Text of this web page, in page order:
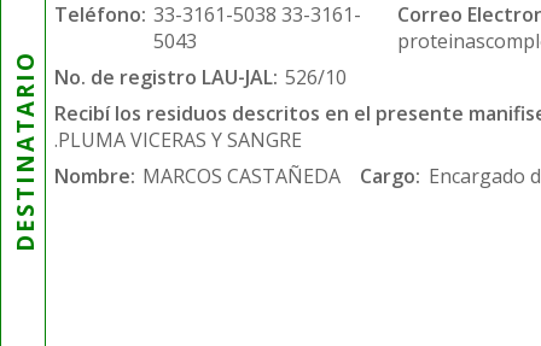
DESTINATARIO
Teléfono: 33-3161-5038 33-3161-
5043
Correo
No. de registro LAU-JAL: 526/10
Recibí los residuos descritos en el presente
.PLUMA VICERAS Y SANGRE
Nombre: MARCOS CASTAÑEDA Cargo: Encargado